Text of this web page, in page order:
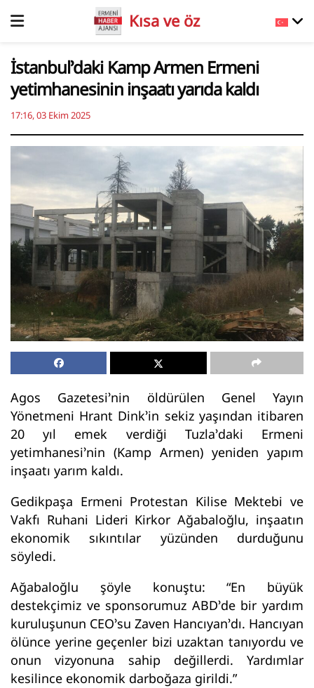
Kısa ve öz
İstanbul’daki Kamp Armen Ermeni
yetimhanesinin inşaatı yarıda kaldı
17:16, 03 Ekim 2025
Agos Gazetesi’nin öldürülen Genel Yayın
Yönetmeni Hrant Dink’in sekiz yaşından itibaren
20 yıl emek verdiği Tuzla’daki Ermeni
yetimhanesi’nin (Kamp Armen) yeniden yapım
inşaatı yarım kaldı.
Gedikpaşa Ermeni Protestan Kilise Mektebi ve
Vakfı Ruhani Lideri Kirkor Ağabaloğlu, inşaatın
ekonomik sıkıntılar yüzünden durduğunu
söyledi.
Ağabaloğlu şöyle konuştu: “En büyük
destekçimiz ve sponsorumuz ABD’de bir yardım
kuruluşunun CEO’su Zaven Hancıyan’dı. Hancıyan
ölünce yerine geçenler bizi uzaktan tanıyordu ve
onun vizyonuna sahip değillerdi. Yardımlar
kesilince ekonomik darboğaza girildi.”